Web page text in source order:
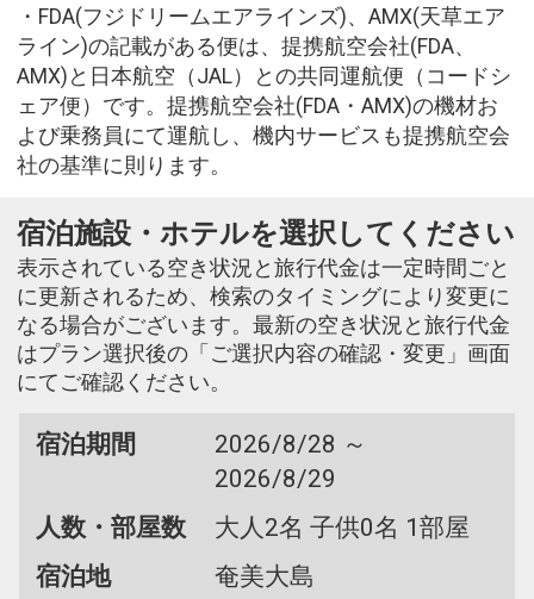
・FDA(フジドリームエアラインズ)、AMX(天草エア
ライン)の記載がある便は、提携航空会社(FDA、
AMX)と日本航空（JAL）との共同運航便（コードシ
ェア便）です。提携航空会社(FDA・AMX)の機材お
よび乗務員にて運航し、機内サービスも提携航空会
社の基準に則ります。
宿泊施設・ホテルを選択してください
表示されている空き状況と旅行代金は一定時間ごと
に更新されるため、検索のタイミングにより変更に
なる場合がございます。最新の空き状況と旅行代金
はプラン選択後の「ご選択内容の確認・変更」画面
にてご確認ください。
宿泊期間
2026/8/28 ～
2026/8/29
人数・部屋数
大人2名 子供0名 1部屋
宿泊地
奄美大島